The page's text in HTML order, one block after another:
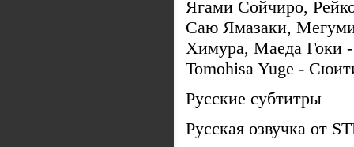
Ягами Сойчиро,
Саю Ямазаки,
Химура, Маеда Гоки
Tomohisa Yuge -
Русские субтитры
Русская озвучка от